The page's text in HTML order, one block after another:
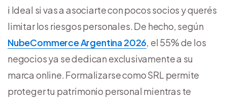
ℹ️ Ideal si vas a asociarte con pocos socios y querés
limitar los riesgos personales. De hecho, según
NubeCommerce Argentina 2026, el 55% de los
negocios ya se dedican exclusivamente a su
marca online. Formalizarse como SRL permite
proteger tu patrimonio personal mientras te